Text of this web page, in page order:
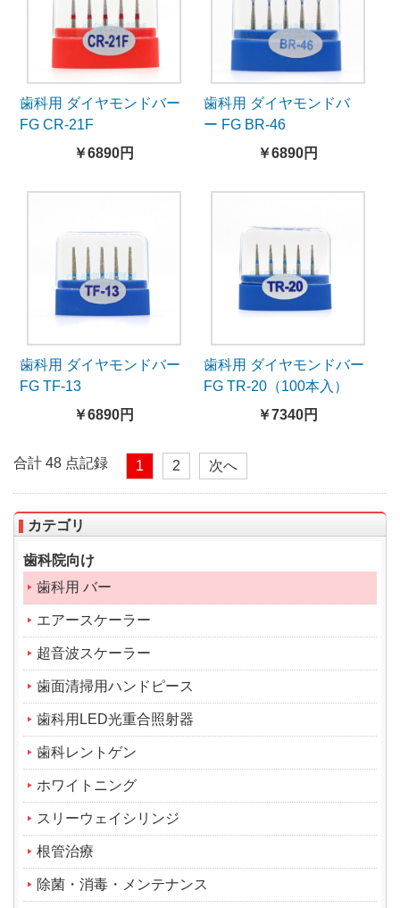
歯科用 ダイヤモンドバー
FG CR-21F
￥6890円
歯科用 ダイヤモンドバ
ー FG BR-46
￥6890円
歯科用 ダイヤモンドバー
FG TF-13
￥6890円
歯科用 ダイヤモンドバー
FG TR-20（100本入）
￥7340円
合計 48 点記録 1 2 次へ
カテゴリ
歯科院向け
歯科用 バー
エアースケーラー
超音波スケーラー
歯面清掃用ハンドピース
歯科用LED光重合照射器
歯科レントゲン
ホワイトニング
スリーウェイシリンジ
根管治療
除菌・消毒・メンテナンス